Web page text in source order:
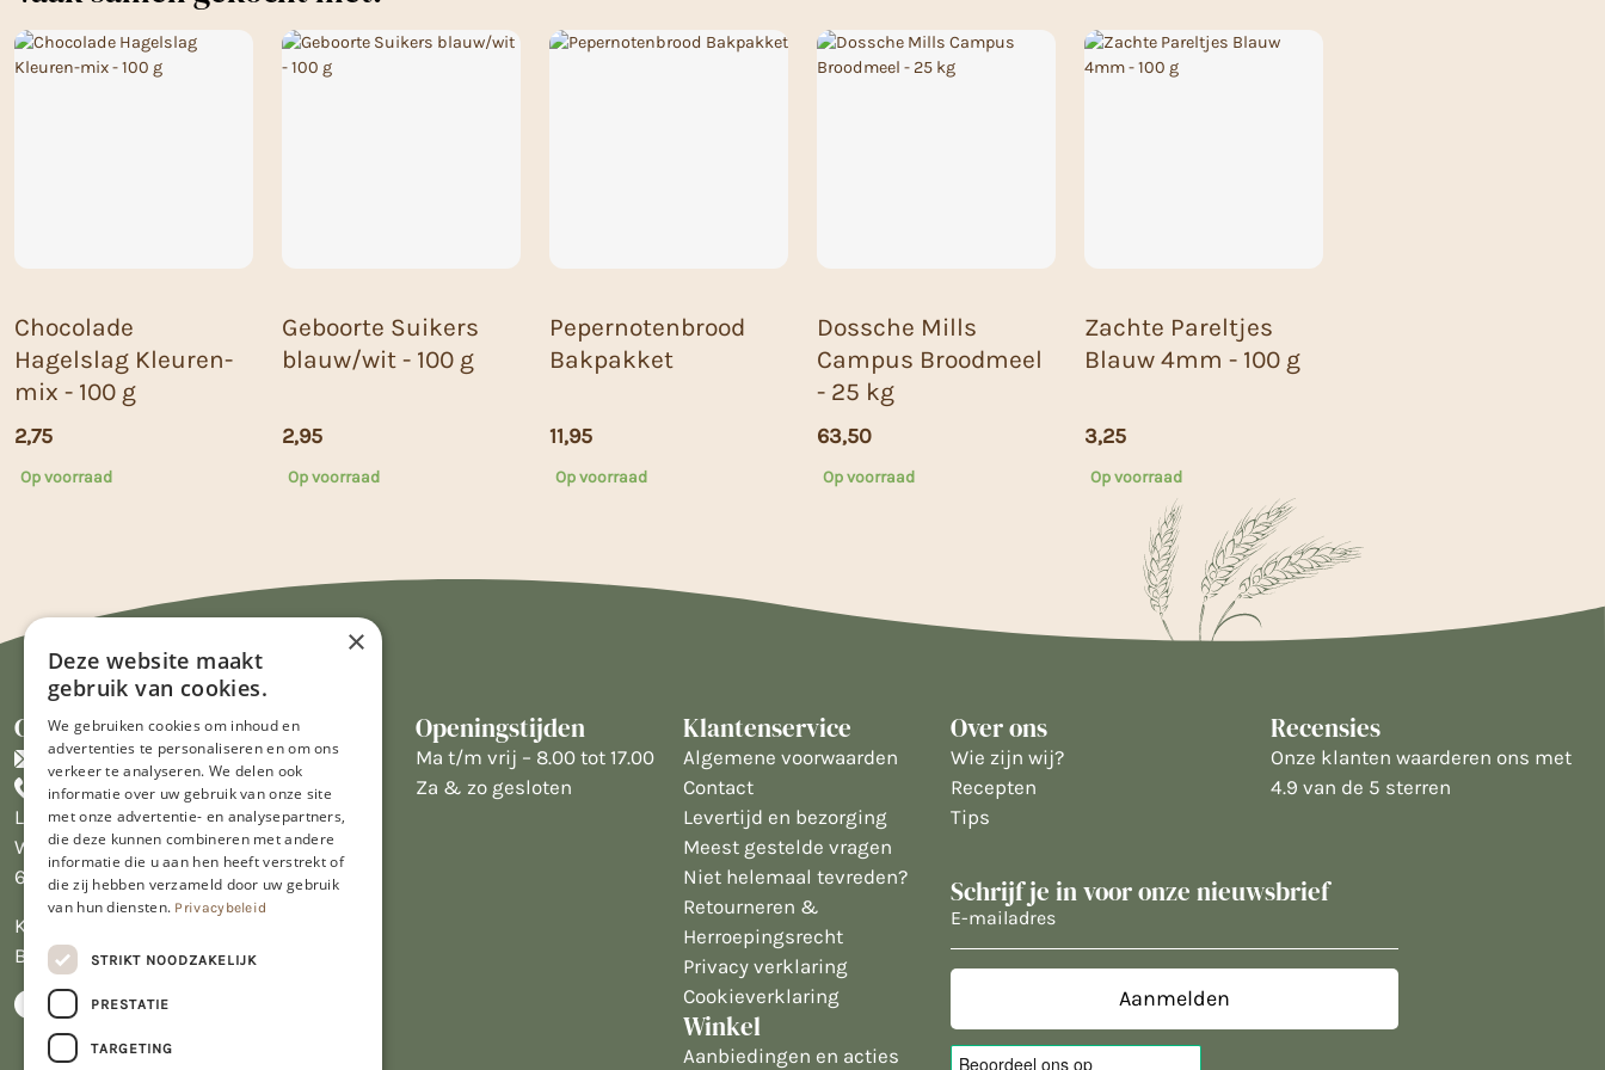
Chocolade
Hagelslag Kleuren-
mix - 100 g
2,75
Op voorraad
Geboorte Suikers
blauw/wit - 100 g
2,95
Op voorraad
Pepernotenbrood
Bakpakket
11,95
Op voorraad
Dossche Mills
Campus Broodmeel
- 25 kg
63,50
Op voorraad
Zachte Pareltjes
Blauw 4mm - 100 g
3,25
Op voorraad
Contact
info@limburgsbakwinkeltje.nl
+31455226693
Limburgs Bakwinkeltje
Wijngaardsweg 16
6412 PJ Heerlen
KVK 14069470
BTW NL809913914.B01
Openingstijden
Ma t/m vrij – 8.00 tot 17.00
Za & zo gesloten
Klantenservice
Algemene voorwaarden
Contact
Levertijd en bezorging
Meest gestelde vragen
Niet helemaal tevreden?
Retourneren &
Herroepingsrecht
Privacy verklaring
Cookieverklaring
Winkel
Aanbiedingen en acties
Over ons
Wie zijn wij?
Recepten
Tips
Recensies
Onze klanten waarderen ons met
4.9 van de 5 sterren
Schrijf je in voor onze nieuwsbrief
E-
mailadres
×
Deze website maakt
gebruik van cookies.
We gebruiken cookies om inhoud en
advertenties te personaliseren en om ons
verkeer te analyseren. We delen ook
informatie over uw gebruik van onze site
met onze advertentie- en analysepartners,
die deze kunnen combineren met andere
informatie die u aan hen heeft verstrekt of
die zij hebben verzameld door uw gebruik
van hun diensten. Privacybeleid
STRIKT NOODZAKELIJK
PRESTATIE
TARGETING